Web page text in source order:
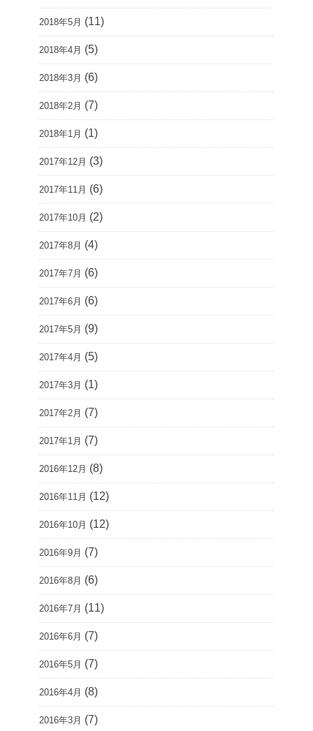
2018年5月 (11)
2018年4月 (5)
2018年3月 (6)
2018年2月 (7)
2018年1月 (1)
2017年12月 (3)
2017年11月 (6)
2017年10月 (2)
2017年8月 (4)
2017年7月 (6)
2017年6月 (6)
2017年5月 (9)
2017年4月 (5)
2017年3月 (1)
2017年2月 (7)
2017年1月 (7)
2016年12月 (8)
2016年11月 (12)
2016年10月 (12)
2016年9月 (7)
2016年8月 (6)
2016年7月 (11)
2016年6月 (7)
2016年5月 (7)
2016年4月 (8)
2016年3月 (7)